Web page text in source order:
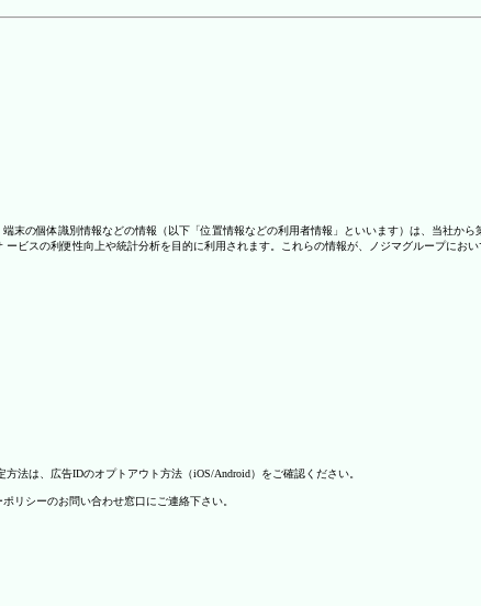
の個体識別情報などの情報（以下「位置情報などの利用者情報」といいます）は、当社から
ビスの利便性向上や統計分析を目的に利用されます。これらの情報が、ノジマグループにお
法は、広告IDのオプトアウト方法（iOS/Android）をご確認ください。
リシーのお問い合わせ窓口にご連絡下さい。